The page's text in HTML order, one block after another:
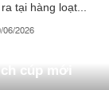
tại hàng loạt...
2026
cúp mới